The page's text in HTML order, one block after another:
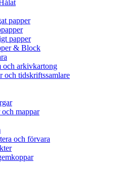
papper
papper
& Block
och arkivkartong
och tidskriftssamlare
mappar
och förvara